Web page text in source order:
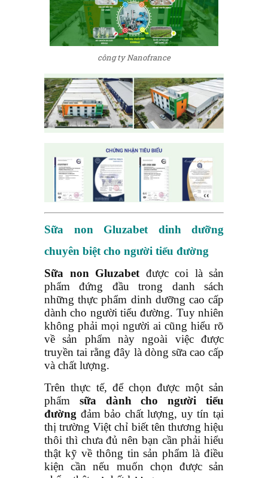
công ty Nanofrance
Sữa non Gluzabet dinh dưỡng
chuyên biệt cho người tiểu đường
Sữa non Gluzabetđược coi là sản
phẩm đứng đầu trong danh sách
những thực phẩm dinh dưỡng cao cấp
dành cho người tiểu đường. Tuy nhiên
không phải mọi người ai cũng hiểu rõ
về sản phẩm này ngoài việc được
truyền tai rằng đây là dòng sữa cao cấp
và chất lượng.
Trên thực tế, để chọn được một sản
phẩm sữa dành cho người tiểu
đường đảm bảo chất lượng, uy tín tại
thị trường Việt chỉ biết tên thương hiệu
thôi thì chưa đủ nên bạn cần phải hiểu
thật kỹ về thông tin sản phẩm là điều
kiện cần nếu muốn chọn được sản